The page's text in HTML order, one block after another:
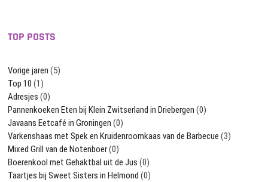
TOP POSTS
Vorige jaren (5)
Top 10 (1)
Adresjes (0)
Pannenkoeken Eten bij Klein Zwitserland in Driebergen (0)
Javaans Eetcafé in Groningen (0)
Varkenshaas met Spek en Kruidenroomkaas van de Barbecue (3)
Mixed Grill van de Notenboer(0)
Boerenkool met Gehaktbal uit de Jus (0)
Taartjes bij Sweet Sisters in Helmond (0)